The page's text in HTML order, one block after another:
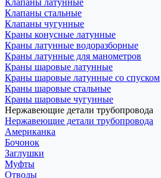
Клапаны латунные
Клапаны стальные
Клапаны чугунные
Краны конусные латунные
Краны латунные водоразборные
Краны латунные для манометров
Краны шаровые латунные
Краны шаровые латунные со спуском
Краны шаровые стальные
Краны шаровые чугунные
Нержавеющие детали трубопровода
Нержавеющие детали трубопровода
Американка
Бочонок
Заглушки
Муфты
Отводы